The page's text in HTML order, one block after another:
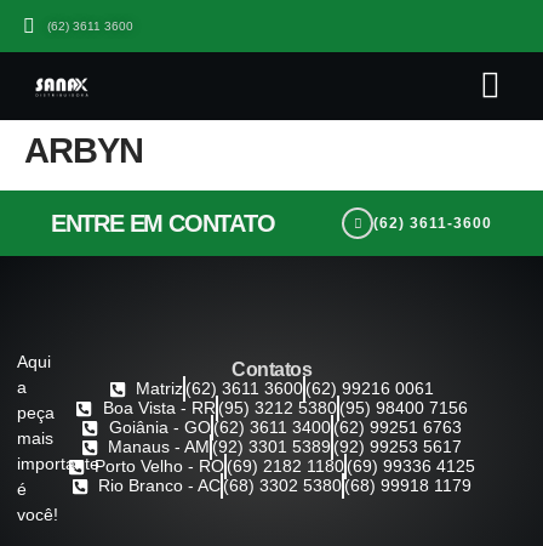
(62) 3611 3600
ARBYN
ENTRE EM CONTATO (62) 3611-3600
Aqui
a
peça
mais
importante
é
você!
Contatos
Matriz(62) 3611 3600(62) 99216 0061
Boa Vista - RR (95) 3212 5380 (95) 98400 7156
Goiânia - GO (62) 3611 3400 (62) 99251 6763
Manaus - AM (92) 3301 5389 (92) 99253 5617
Porto Velho - RO(69) 2182 1180(69) 99336 4125
Rio Branco - AC(68) 3302 5380(68) 99918 1179